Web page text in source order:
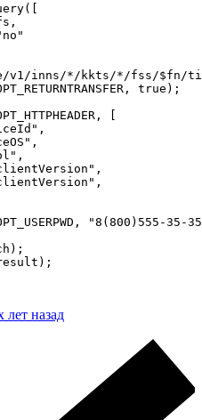
v1/inns/*/kkts/*/fss/$fn/
true);
[
"8(800)555-
лет назад